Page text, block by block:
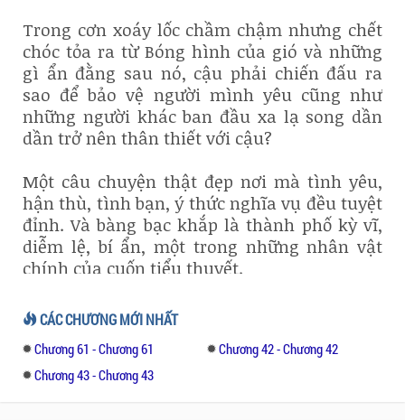
Trong cơn xoáy lốc chầm chậm nhưng chết
chóc tỏa ra từ Bóng hình của gió và những
gì ẩn đằng sau nó, cậu phải chiến đấu ra
sao để bảo vệ người mình yêu cũng như
những người khác ban đầu xa lạ song dần
dần trở nên thân thiết với cậu?
Một câu chuyện thật đẹp nơi mà tình yêu,
hận thù, tình bạn, ý thức nghĩa vụ đều tuyệt
đỉnh. Và bàng bạc khắp là thành phố kỳ vĩ,
diễm lệ, bí ẩn, một trong những nhân vật
chính của cuốn tiểu thuyết.
CÁC CHƯƠNG MỚI NHẤT
Chương 61 - Chương 61
Chương 42 - Chương 42
Chương 43 - Chương 43